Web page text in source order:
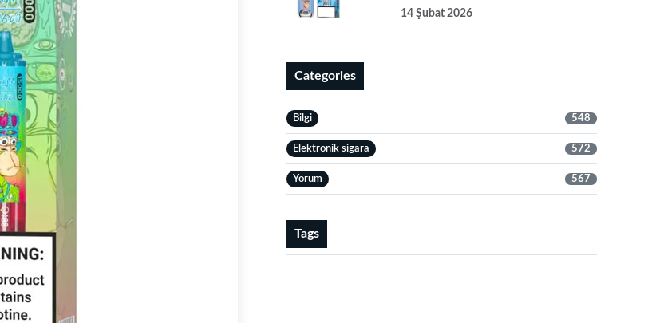
14 Şubat 2026
Categories
Bilgi 548
Elektronik sigara 572
Yorum 567
Tags